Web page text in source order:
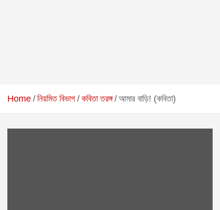
Home নিয়মিত বিভাগ কবিতা তরঙ্গ আমার বাড়ি! (কবিতা)